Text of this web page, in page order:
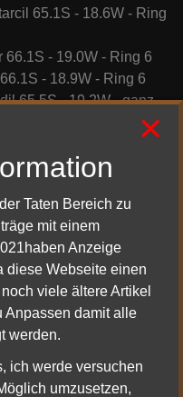
65.1S - 18.6W - Ring
66.1S - 19.0W - Ring 6
- 18.9W - Ring 6
65.5S - 19.2W - ganz
Tarostar 65.5S - 18.7W -
65.6S - 18.7W -
65.6S - 18.7W -
I Ciryaher 65.7S - 18.7W
65.5S - 18.5W -
×
Taten Bereich zu
mit einem
Anzeige
diese Webseite einen
viele ältere Artikel
Anpassen damit alle
werden.
ich werde versuchen
umzusetzen,